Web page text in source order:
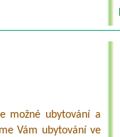
možné ubytování a
Vám ubytování ve